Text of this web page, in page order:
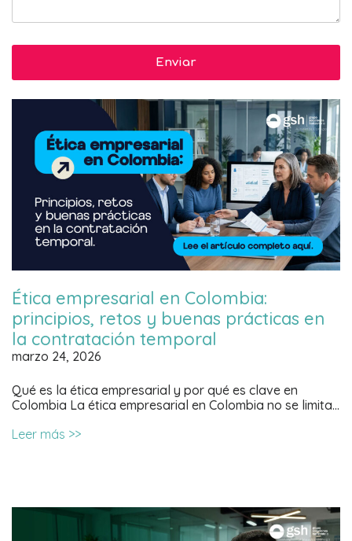
Ética empresarial en Colombia:
principios, retos y buenas prácticas en
la contratación temporal
marzo 24, 2026
Qué es la ética empresarial y por qué es clave en
Colombia La ética empresarial en Colombia no se limita…
Leer más >>